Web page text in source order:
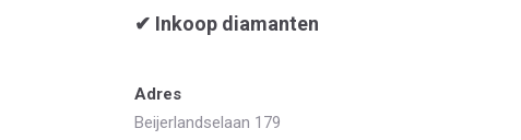
✔ Inkoop diamanten
Adres
Beijerlandselaan 179